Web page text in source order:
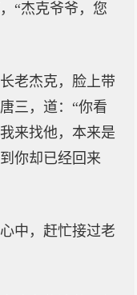
“杰克爷爷，您
老杰克，脸上带
三，道：“你看
来找他，本来是
你却已经回来
中，赶忙接过老